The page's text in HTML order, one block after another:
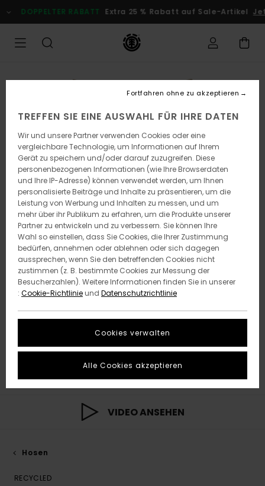
zur
Produktinformation
DOPPELTER RABATT Extra 25 % Rabatt auf Sale-Artikel
VIDEO ANSEHEN
Hosen
RECYCLED
TREFFEN SIE EINE AUSWAHL FÜR IHRE DATEN
Wir und unsere Partner verwenden Cookies oder eine
vergleichbare Technologie, um Informationen auf Ihrem
Gerät zu speichern und/oder darauf zuzugreifen. Diese
personenbezogenen Informationen (wie Ihre Browserdaten
und Ihre IP-Adresse) können verwendet werden, um Ihnen
personalisierte Beiträge und Inhalte zu präsentieren, um die
Leistung von Werbung und Inhalten zu messen, und um
mehr über ihr Publikum zu erfahren, um die Produkte unserer
Partner zu entwickeln und zu verbessern. Sie können Ihre
Wahl so einstellen, dass Sie Cookies, die Ihrer Zustimmung
bedürfen, annehmen oder ablehnen oder sich dagegen
aussprechen, wenn Sie den betreffenden Cookies nicht
zustimmen (z. B. bestimmte Cookies zur Messung der
Besucherzahlen). Weitere Informationen finden Sie in unserer
: Cookie-Richtlinieund Datenschutzrichtlinie
Cookies verwalten
Fortfahren ohne zu akzeptieren
Alle Cookies akzeptieren